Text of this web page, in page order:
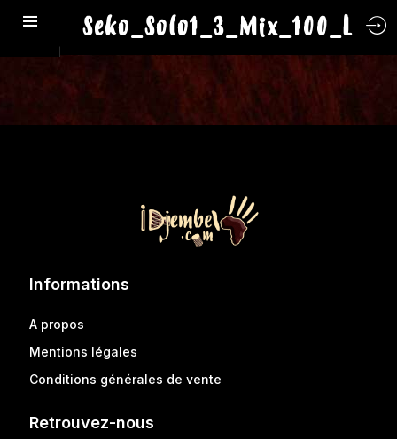
Seko_Solo1_3_Mix_100_L
Informations
A propos
Mentions légales
Conditions générales de vente
Retrouvez-nous